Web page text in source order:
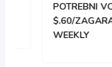
POTREBNI
$.60/
WEEKLY